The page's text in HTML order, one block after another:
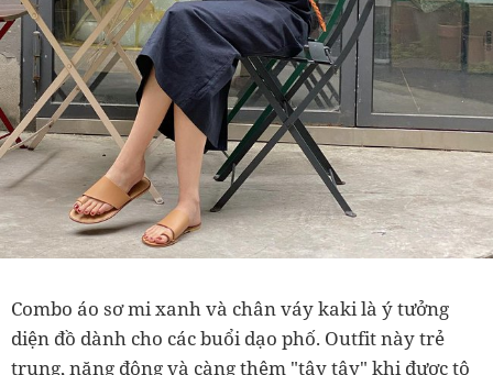
Combo áo sơ mi xanh và chân váy kaki là ý tưởng
diện đồ dành cho các buổi dạo phố. Outfit này trẻ
trung, năng động và càng thêm "tây tây" khi được tô